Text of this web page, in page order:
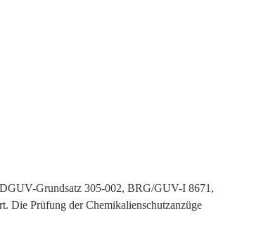
Grundsatz 305-002, BRG/GUV-I 8671,
Die Prüfung der Chemikalienschutzanzüge